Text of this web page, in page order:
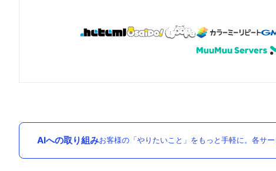
AIへの取り組みお客様の「やりたいこと」をもっと手軽に。各サ